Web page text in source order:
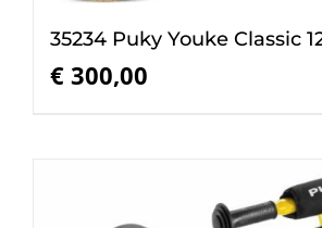
35234 Puky Youke Classic
€ 300,00